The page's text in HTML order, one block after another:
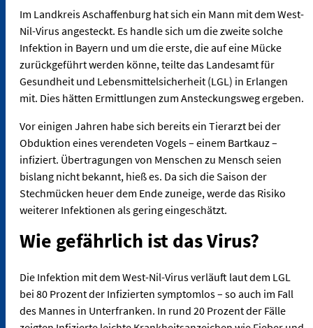
Im Landkreis Aschaffenburg hat sich ein Mann mit dem West-
Nil-Virus angesteckt. Es handle sich um die zweite solche
Infektion in Bayern und um die erste, die auf eine Mücke
zurückgeführt werden könne, teilte das Landesamt für
Gesundheit und Lebensmittelsicherheit (LGL) in Erlangen
mit. Dies hätten Ermittlungen zum Ansteckungsweg ergeben.
Vor einigen Jahren habe sich bereits ein Tierarzt bei der
Obduktion eines verendeten Vogels – einem Bartkauz –
infiziert. Übertragungen von Menschen zu Mensch seien
bislang nicht bekannt, hieß es. Da sich die Saison der
Stechmücken heuer dem Ende zuneige, werde das Risiko
weiterer Infektionen als gering eingeschätzt.
Wie gefährlich ist das Virus?
Die Infektion mit dem West-Nil-Virus verläuft laut dem LGL
bei 80 Prozent der Infizierten symptomlos – so auch im Fall
des Mannes in Unterfranken. In rund 20 Prozent der Fälle